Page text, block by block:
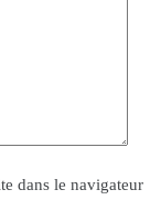
dans le navigateur